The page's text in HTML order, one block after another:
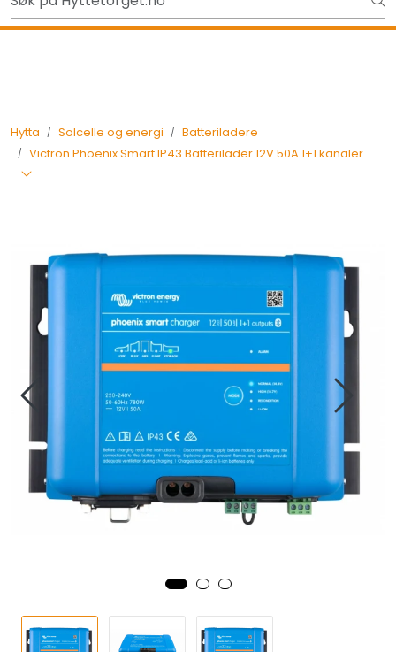
Skip to main contentGavekort - Gaven som ALLTID funker!
Hytta Solcelle og energi
Batteriladere
Victron Phoenix Smart IP43 Batterilader 12V 50A 1+1 kanaler
Tilbake